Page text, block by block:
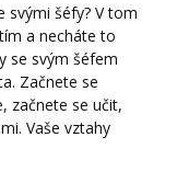
svými šéfy? V tom
a necháte to
se svým šéfem
Začnete se
začnete se učit,
Vaše vztahy